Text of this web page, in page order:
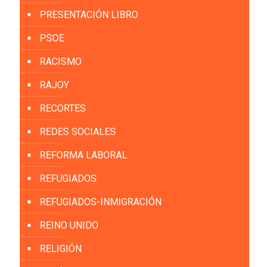
PRESENTACIÓN LIBRO
PSOE
RACISMO
RAJOY
RECORTES
REDES SOCIALES
REFORMA LABORAL
REFUGIADOS
REFUGIADOS-INMIGRACIÓN
REINO UNIDO
RELIGIÓN